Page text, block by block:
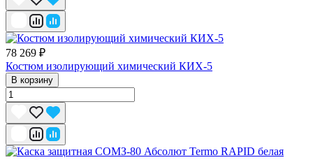
78 269 ₽
Костюм изолирующий химический КИХ-5
В корзину